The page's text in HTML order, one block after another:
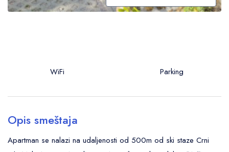
WiFi Parking
Opis smeštaja
Apartman se nalazi na udaljenosti od 500m od ski staze Crni